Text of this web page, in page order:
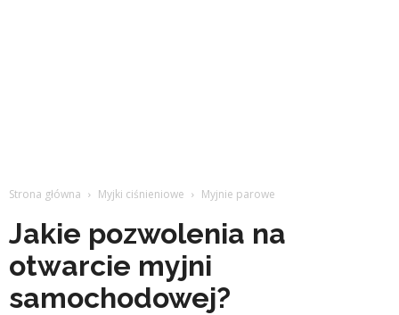
Strona główna Myjki ciśnieniowe Myjnie parowe
Jakie pozwolenia na
otwarcie myjni
samochodowej?